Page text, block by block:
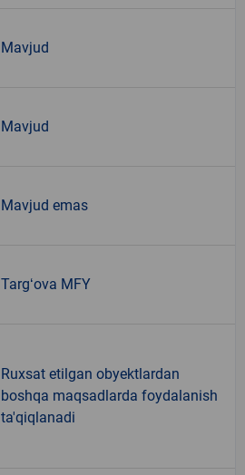
Mavjud
Mavjud
Mavjud emas
Targʻova MFY
Ruxsat etilgan obyektlardan
boshqa maqsadlarda foydalanish
ta'qiqlanadi